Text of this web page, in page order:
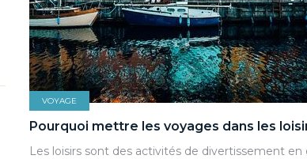
VOYAGE
Pourquoi mettre les voyages dans les
Les loisirs sont des activités de divertissement